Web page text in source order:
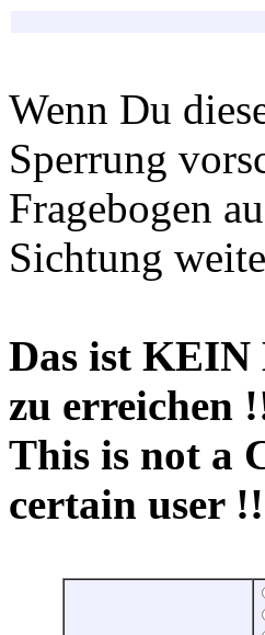
Wenn Du
Sperrung
Fragebogen
Sichtung
Das ist
zu erreichen
This is not a
certain user